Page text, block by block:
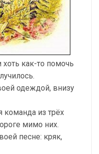
как-то помочь
одеждой, внизу
команда из трёх
мимо них.
песне: кряк,